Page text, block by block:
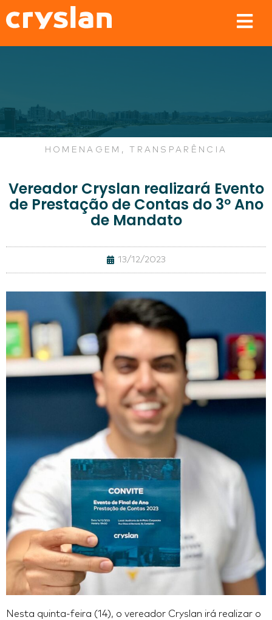
HOMENAGEM , TRANSPARÊNCIA
Vereador Cryslan realizará Evento
de Prestação de Contas do 3º Ano
de Mandato
13/12/2023
Nesta quinta-feira (14), o vereador Cryslan irá realizar o